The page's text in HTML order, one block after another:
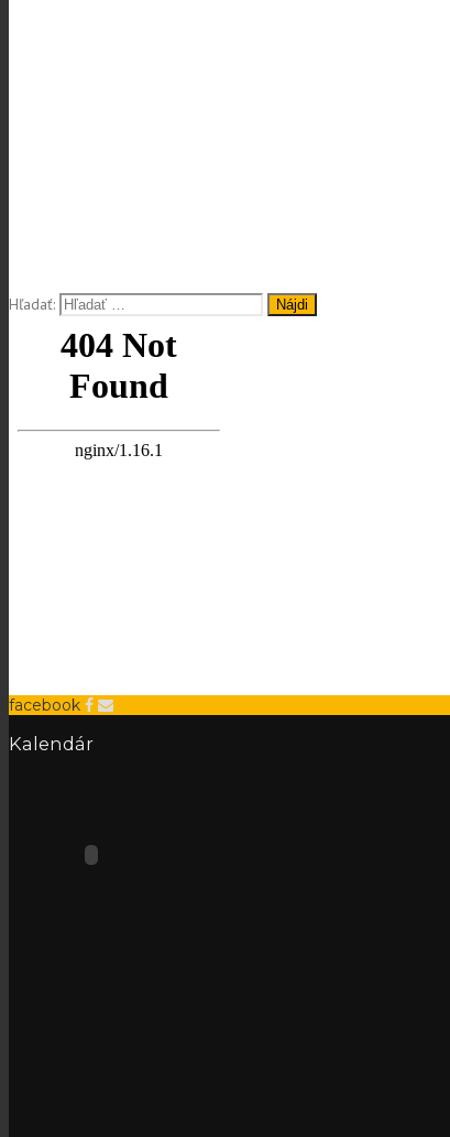
Hľadať:
facebook
Kalendár